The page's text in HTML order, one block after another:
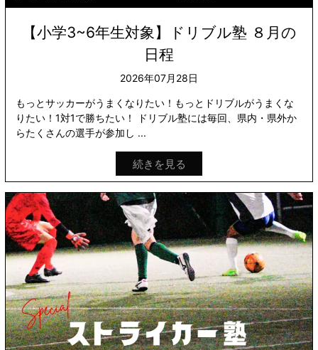
【小学3~6年生対象】ドリブル塾 ８月の
日程
2026年07月28日
もっとサッカーがうまくなりたい！もっとドリブルがうまくな
りたい！1対1で勝ちたい！ ドリブル塾には毎回、県内・県外か
らたくさんの選手が参加し ...
続きを見る